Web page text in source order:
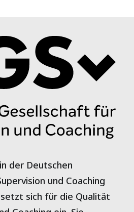
der Deutschen
und Coaching
setzt sich für die Qualität